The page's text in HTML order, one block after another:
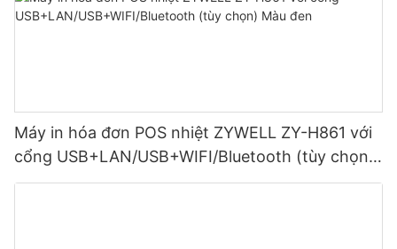
Máy in hóa đơn POS nhiệt ZYWELL ZY-H861 với
cổng USB+LAN/USB+WIFI/Bluetooth (tùy chọn)
Màu đen